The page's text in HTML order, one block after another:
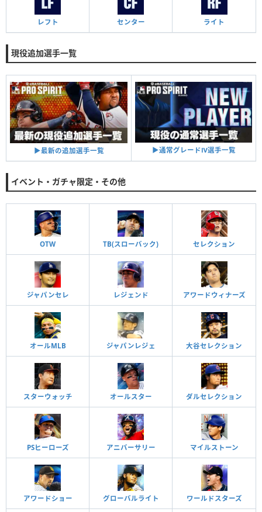
レフト センター ライト
現役追加選手一覧
▶︎最新の追加選手一覧 ▶︎通常グレードⅣ選手一覧
イベント・ガチャ限定・その他
OTW TB(スローバック) セレクション
ジャパンセレ レジェンド アワードウィナーズ
オールMLB ジャパンレジェ 大谷セレクション
スターウォッチ オールスター ダルセレクション
PSヒーローズ アニバーサリー マイルストーン
アワードショー グローバルライト ワールドスターズ